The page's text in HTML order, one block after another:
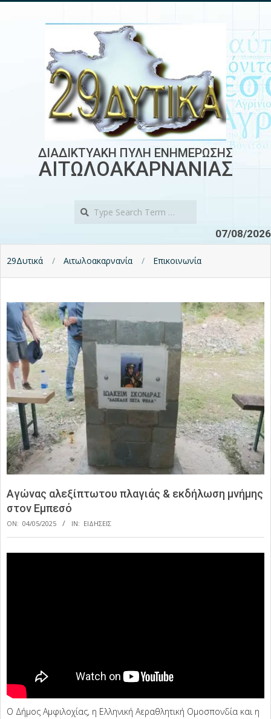
ΔΙΑΔΙΚΤΥΑΚΗ ΠΥΛΗ ΕΝΗΜΕΡΩΣΗΣ
ΑΙΤΩΛΟΑΚΑΡΝΑΝΙΑΣ
07/08/2026
29Δυτικά Αιτωλοακαρνανία Επικοινωνία
Αγώνας αλεξίπτωτου πλαγιάς & εκδήλωση μνήμης
στον Εμπεσό
ON: 04/05/2025 IN: ΕΙΔΗΣΕΙΣ
Ο Δήμος Αμφιλοχίας, η Ελληνική Αεραθλητική Ομοσπονδία και η